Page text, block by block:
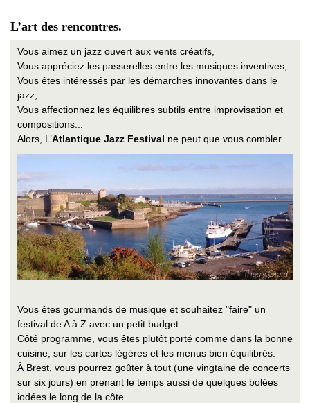
L’art des rencontres.
Vous aimez un jazz ouvert aux vents créatifs,
Vous appréciez les passerelles entre les musiques inventives,
Vous êtes intéressés par les démarches innovantes dans le
jazz,
Vous affectionnez les équilibres subtils entre improvisation et
compositions...
Alors, L’Atlantique Jazz Festival ne peut que vous combler.
Vous êtes gourmands de musique et souhaitez "faire" un
festival de A à Z avec un petit budget.
Côté programme, vous êtes plutôt porté comme dans la bonne
cuisine, sur les cartes légères et les menus bien équilibrés.
À Brest, vous pourrez goûter à tout (une vingtaine de concerts
sur six jours) en prenant le temps aussi de quelques bolées
iodées le long de la côte.